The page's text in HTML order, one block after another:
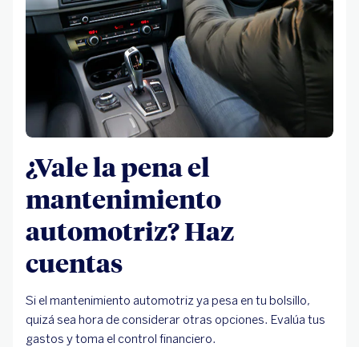
¿Vale la pena el
mantenimiento
automotriz? Haz
cuentas
Si el mantenimiento automotriz ya pesa en tu bolsillo,
quizá sea hora de considerar otras opciones. Evalúa tus
gastos y toma el control financiero.